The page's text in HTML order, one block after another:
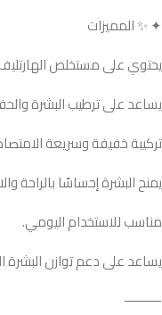
✦ ✨ المميزات
يحتوي على مستخلص
يساعد على ترطيب البشرة
تركيبة خفيفة وسريعة
يمنح البشرة إحساسًا بالراحة
مناسب للاستخدام اليومي.
يساعد على دعم توازن البشرة
⸻